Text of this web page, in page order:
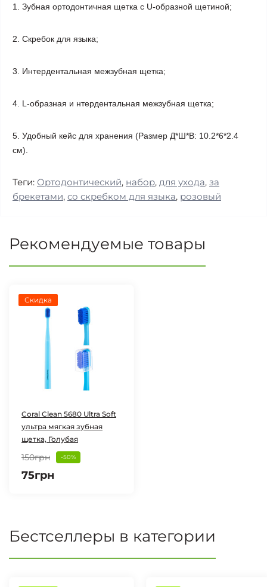
1. Зубная ортодонтичная щетка с U-образной щетиной;
2. Скребок для языка;
3. Интердентальная межзубная щетка;
4. L-образная и нтердентальная межзубная щетка;
5. Удобный кейс для хранения (Размер Д*Ш*В: 10.2*6*2.4
см).
Теги: Ортодонтический, набор, для ухода, за
брекетами, со скребком для языка, розовый
Рекомендуемые товары
Скидка
Coral Clean 5680 Ultra Soft
ультра мягкая зубная
щетка, Голубая
150грн -50%
75грн
Бестселлеры в категории